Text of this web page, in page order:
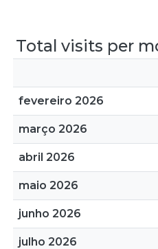
Total visits per
fevereiro 2026
março 2026
abril 2026
maio 2026
junho 2026
julho 2026